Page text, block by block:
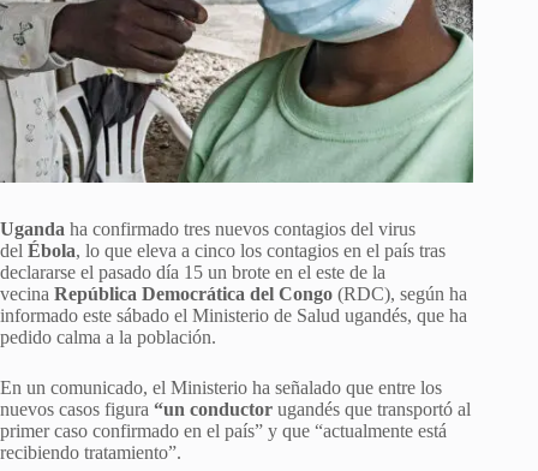
Uganda ha confirmado tres nuevos contagios del virus
del Ébola, lo que eleva a cinco los contagios en el país tras
declararse el pasado día 15 un brote en el este de la
vecina República Democrática del Congo (RDC), según ha
informado este sábado el Ministerio de Salud ugandés, que ha
pedido calma a la población.
En un comunicado, el Ministerio ha señalado que entre los
nuevos casos figura “un conductor ugandés que transportó al
primer caso confirmado en el país” y que “actualmente está
recibiendo tratamiento”.